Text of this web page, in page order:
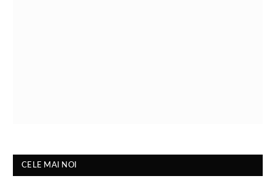
CELE MAI NOI